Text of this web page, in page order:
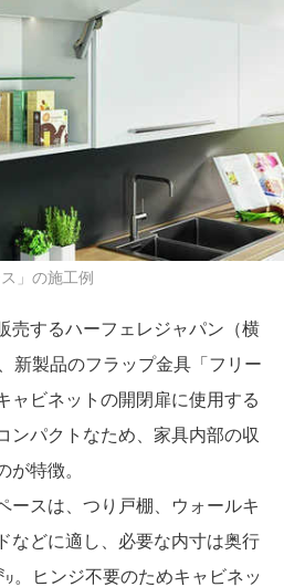
」の施工例
するハーフェレジャパン（横
新製品のフラップ金具「フリー
ャビネットの開閉扉に使用する
ンパクトなため、家具内部の収
が特徴。
スは、つり戸棚、ウォールキ
などに適し、必要な内寸は奥行
。ヒンジ不要のためキャビネッ